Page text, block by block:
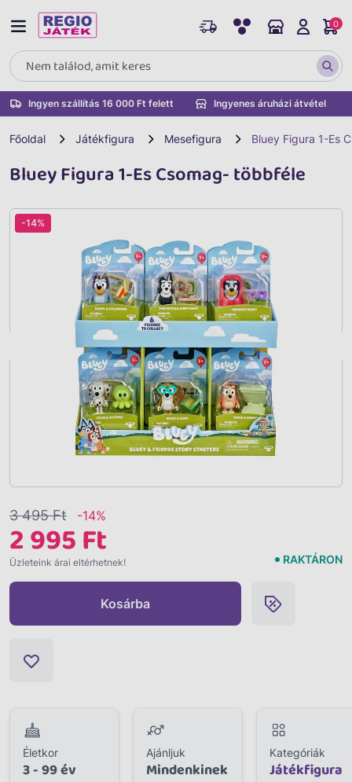
Ingyen szállítás 16 000 Ft felett Ingyenes áruházi átvétel
0
Főoldal Játékfigura Mesefigura Bluey Figura 1-Es
Bluey Figura 1-Es Csomag- többféle
-14%
3 495 Ft -14%
2 995 Ft
Üzleteink árai eltérhetnek! RAKTÁRON
Kosárba
Életkor
3 - 99 év
Ajánljuk
Mindenkinek
Kategóriák
Játékfigura